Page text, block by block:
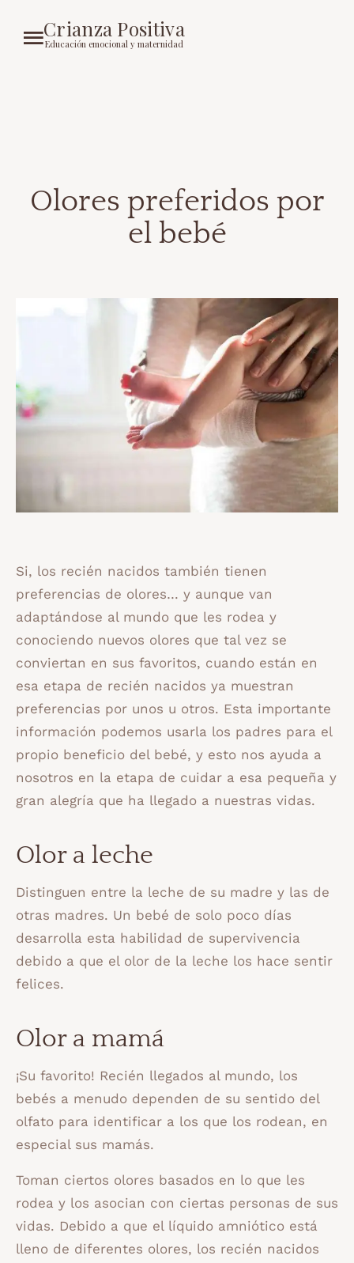
Crianza Positiva
Educación emocional y maternidad
Olores preferidos por
el bebé
Si, los recién nacidos también tienen
preferencias de olores… y aunque van
adaptándose al mundo que les rodea y
conociendo nuevos olores que tal vez se
conviertan en sus favoritos, cuando están en
esa etapa de recién nacidos ya muestran
preferencias por unos u otros. Esta importante
información podemos usarla los padres para el
propio beneficio del bebé, y esto nos ayuda a
nosotros en la etapa de cuidar a esa pequeña y
gran alegría que ha llegado a nuestras vidas.
Olor a leche
Distinguen entre la leche de su madre y las de
otras madres. Un bebé de solo poco días
desarrolla esta habilidad de supervivencia
debido a que el olor de la leche los hace sentir
felices.
Olor a mamá
¡Su favorito! Recién llegados al mundo, los
bebés a menudo dependen de su sentido del
olfato para identificar a los que los rodean, en
especial sus mamás.
Toman ciertos olores basados en lo que les
rodea y los asocian con ciertas personas de sus
vidas. Debido a que el líquido amniótico está
lleno de diferentes olores, los recién nacidos